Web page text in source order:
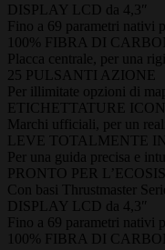
DISPLAY LCD da 4,3″
Fino a 69 parametri nativi
100% FIBRA DI
Placca centrale, per una
25 PULSANTI AZIONE
Per illimitate opzioni di
ETICHETTATURE
Marchi ufficiali, per un
LEVE TOTALMENTE
Per una guida precisa e
PRONTO PER
Con basi Thrustmaster
DISPLAY LCD da 4,3″
Fino a 69 parametri nativi
100% FIBRA DI